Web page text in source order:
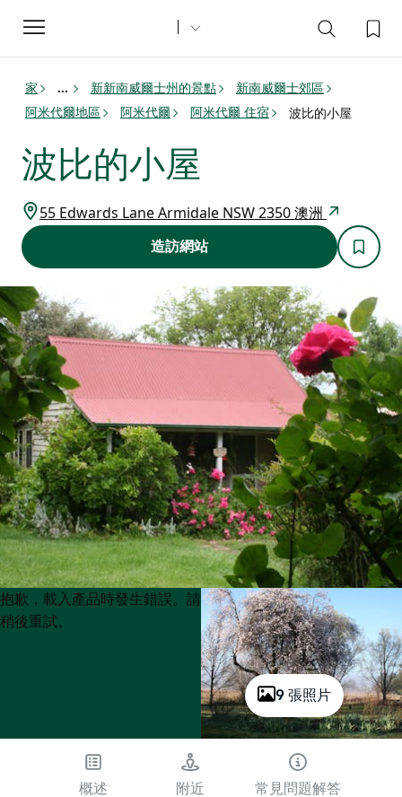
Toggle
navigation
家 ... 新新南威爾士州的景點
新南威爾士郊區
阿米代爾地區
阿米代爾 阿米代爾 住宿 波比的小屋
波比的小屋
55 Edwards Lane Armidale NSW 2350 澳洲
造訪網站
9 張照片
Product
List
Product
List
抱歉，載入產品時發生錯誤。請
稍後重試。
概述 附近 常見問題解答